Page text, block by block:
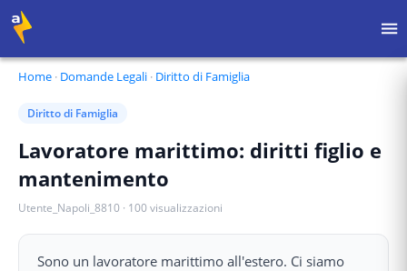
Home · Domande Legali · Diritto di Famiglia
Diritto di Famiglia
Lavoratore marittimo: diritti figlio e
mantenimento
Utente_Napoli_8810 · 100visualizzazioni
Sono un lavoratore marittimo all'estero. Ci siamo